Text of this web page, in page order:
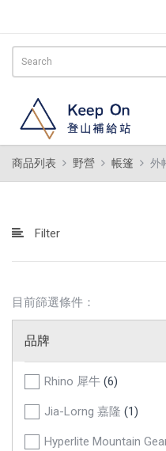
商品列表 野營 帳篷 外
Filter
目前篩選條件：
品牌
Rhino 犀牛 (6)
Jia-Lorng 嘉隆 (1)
Hyperlite Mountain